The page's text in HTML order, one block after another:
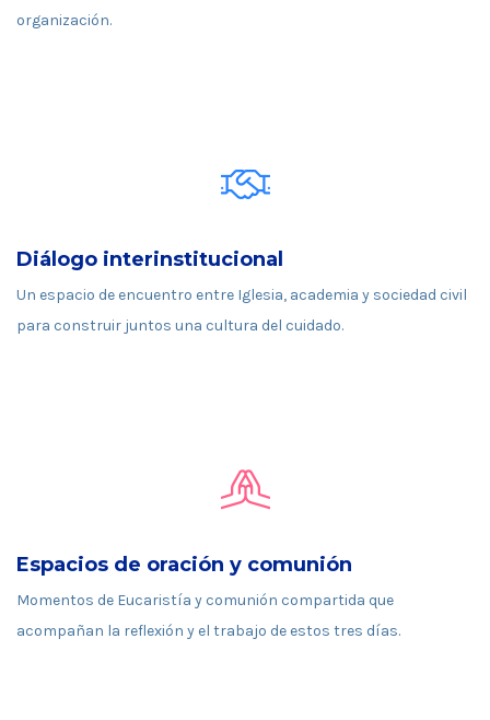
organización.
Diálogo interinstitucional
Un espacio de encuentro entre Iglesia, academia y sociedad civil
para construir juntos una cultura del cuidado.
Espacios de oración y comunión
Momentos de Eucaristía y comunión compartida que
acompañan la reflexión y el trabajo de estos tres días.